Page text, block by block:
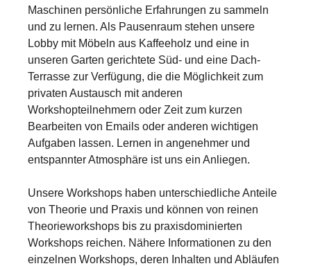
Maschinen persönliche Erfahrungen zu sammeln
und zu lernen. Als Pausenraum stehen unsere
Lobby mit Möbeln aus Kaffeeholz und eine in
unseren Garten gerichtete Süd- und eine Dach-
Terrasse zur Verfügung, die die Möglichkeit zum
privaten Austausch mit anderen
Workshopteilnehmern oder Zeit zum kurzen
Bearbeiten von Emails oder anderen wichtigen
Aufgaben lassen. Lernen in angenehmer und
entspannter Atmosphäre ist uns ein Anliegen.
Unsere Workshops haben unterschiedliche Anteile
von Theorie und Praxis und können von reinen
Theorieworkshops bis zu praxisdominierten
Workshops reichen. Nähere Informationen zu den
einzelnen Workshops, deren Inhalten und Abläufen